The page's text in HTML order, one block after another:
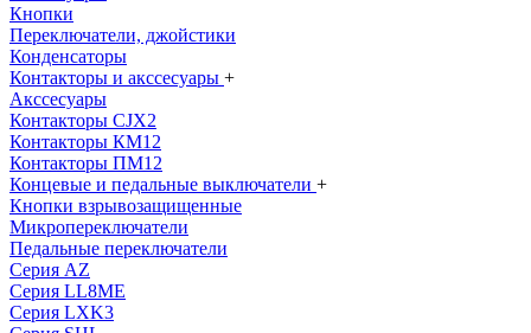
Кнопки
Переключатели, джойстики
Конденсаторы
Контакторы и акссесуары +
Акссесуары
Контакторы CJX2
Контакторы КМ12
Контакторы ПМ12
Концевые и педальные выключатели +
Кнопки взрывозащищенные
Микропереключатели
Педальные переключатели
Серия AZ
Серия LL8ME
Серия LXK3